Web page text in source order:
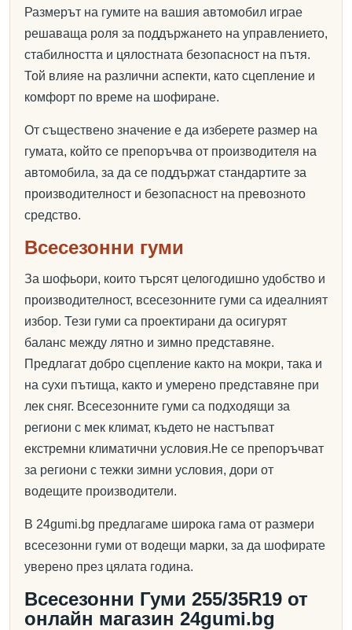
Размерът на гумите на вашия автомобил играе
решаваща роля за поддържането на управлението,
стабилността и цялостната безопасност на пътя.
Той влияе на различни аспекти, като сцепление и
комфорт по време на шофиране.
От съществено значение е да изберете размер на
гумата, който се препоръчва от производителя на
автомобила, за да се поддържат стандартите за
производителност и безопасност на превозното
средство.
Всесезонни гуми
За шофьори, които търсят целогодишно удобство и
производителност, всесезонните гуми са идеалният
избор. Тези гуми са проектирани да осигурят
баланс между лятно и зимно представяне.
Предлагат добро сцепление както на мокри, така и
на сухи пътища, както и умерено представяне при
лек сняг. Всесезонните гуми са подходящи за
региони с мек климат, където не настъпват
екстремни климатични условия.Не се препоръчват
за региони с тежки зимни условия, дори от
водещите производители.
В 24gumi.bg предлагаме широка гама от размери
всесезонни гуми от водещи марки, за да шофирате
уверено през цялата година.
Всесезонни Гуми 255/35R19 от
онлайн магазин 24gumi.bg